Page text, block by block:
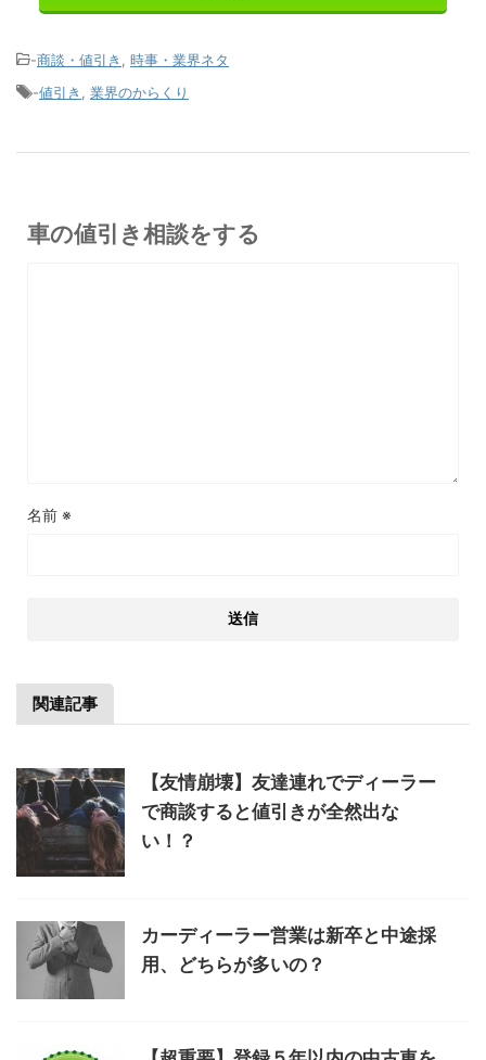
-商談・値引き
時事・業界ネタ
-値引き 業界のからくり
車の値引き相談をする
名前 ※
関連記事
【友情崩壊】友達連れでディーラー
で商談すると値引きが全然出な
い！？
カーディーラー営業は新卒と中途採
用、どちらが多いの？